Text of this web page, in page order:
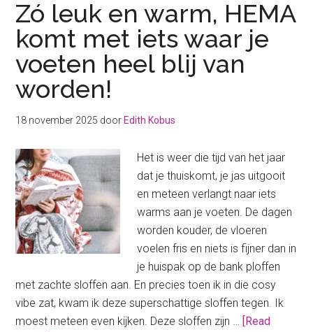
Zó leuk en warm, HEMA
komt met iets waar je
voeten heel blij van
worden!
18 november 2025 door Edith Kobus
Het is weer die tijd van het jaar
dat je thuiskomt, je jas uitgooit
en meteen verlangt naar iets
warms aan je voeten. De dagen
worden kouder, de vloeren
voelen fris en niets is fijner dan in
je huispak op de bank ploffen
met zachte sloffen aan. En precies toen ik in die cosy
vibe zat, kwam ik deze superschattige sloffen tegen. Ik
moest meteen even kijken. Deze sloffen zijn …
[Read